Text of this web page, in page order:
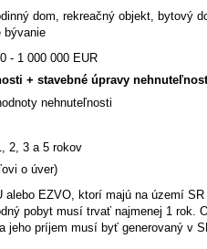
dom, rekreačný objekt, bytový
bývanie
- 1 000 000 EUR
+ stavebné úpravy
nehnuteľnosti
2, 3 a 5 rokov
o úver)
alebo EZVO, ktorí majú na území
pobyt musí trvať najmenej 1 rok.
jeho príjem musí byť generovaný v